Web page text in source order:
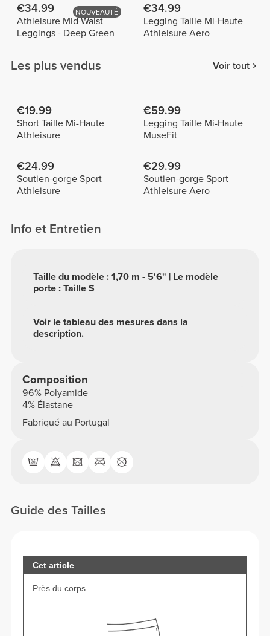
NOUVEAUTÉ
€34.99
Athleisure Mid-Waist
Leggings - Deep Green
€34.99
Legging Taille Mi-Haute
Athleisure Aero
Les plus vendus Voir tout
€19.99
Short Taille Mi-Haute
Athleisure
€59.99
Legging Taille Mi-Haute
MuseFit
€24.99
Soutien-gorge Sport
Athleisure
€29.99
Soutien-gorge Sport
Athleisure Aero
Info et Entretien
Voir le tableau des mesures dans la
description.
Taille du modèle : 1,70 m - 5'6" | Le modèle
porte : Taille S
Composition
96% Polyamide
4% Élastane
Fabriqué au Portugal
Guide des Tailles
Cet article
Près du corps